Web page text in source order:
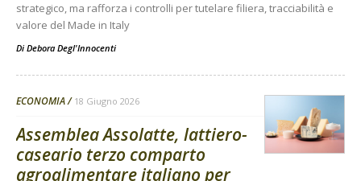
strategico, ma rafforza i controlli per tutelare filiera, tracciabilità e
valore del Made in Italy
Di Debora Degl'Innocenti
ECONOMIA 18 Giugno 2026
Assemblea Assolatte, lattiero-
caseario terzo comparto
agroalimentare italiano per